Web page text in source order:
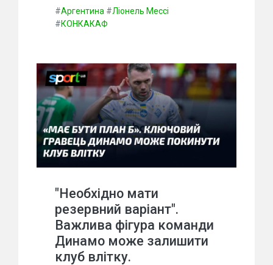
#Аргентина #Ліонель Мессі
#КОНКАКАФ
"Необхідно мати
резервний варіант".
Важлива фігура команди
Динамо може залишити
клуб влітку.